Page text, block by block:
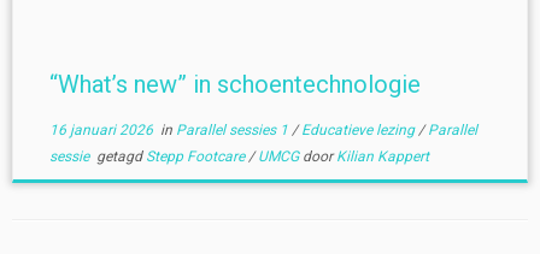
“What’s new” in schoentechnologie
16 januari 2026in Parallel sessies 1 /Educatieve lezing/Parallel
sessie getagd Stepp Footcare/UMCG doorKilian Kappert